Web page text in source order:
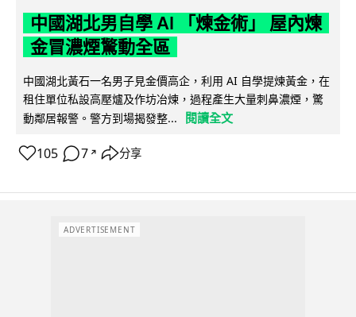
中國湖北男自學 AI 「煉金術」 屋內煉
金冒濃煙驚動全區
中國湖北黃石一名男子見金價高企，利用 AI 自學提煉黃金，在
租住單位私設高壓爐及作坊冶煉，過程產生大量刺鼻濃煙，驚
動鄰居報警。警方到場揭發整...
閱讀全文
105 7 ↗ 分享
ADVERTISEMENT